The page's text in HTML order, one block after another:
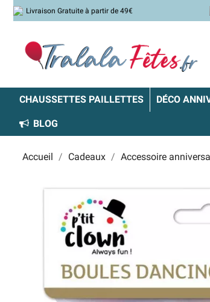
Livraison Gratuite à partir de 49€
CHAUSSETTES PAILLETTES DÉCO
BLOG
Accueil Cadeaux Accessoire